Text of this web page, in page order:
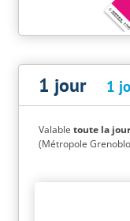
1 jour 1
Valable toute la
(Métropole